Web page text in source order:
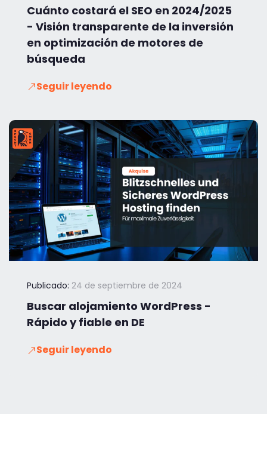
Cuánto costará el SEO en 2024/2025
- Visión transparente de la inversión
en optimización de motores de
búsqueda
Seguir leyendo
Publicado: 24 de septiembre de 2024
Buscar alojamiento WordPress -
Rápido y fiable en DE
Seguir leyendo